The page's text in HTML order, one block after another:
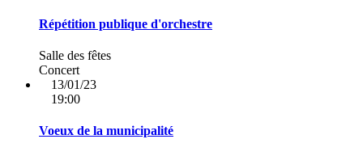
Répétition publique d'orchestre
Salle des fêtes
Concert
13/01/23
19:00
Voeux de la municipalité